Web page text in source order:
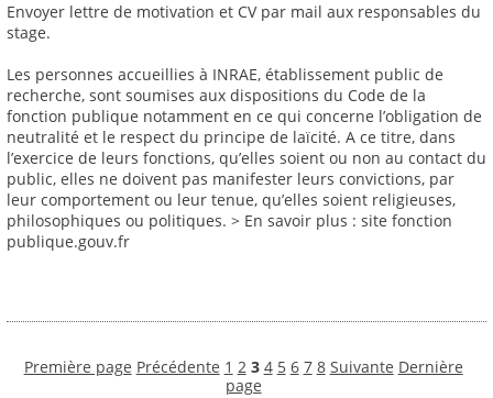
Envoyer lettre de motivation et CV par mail aux responsables du
stage.
Les personnes accueillies à INRAE, établissement public de
recherche, sont soumises aux dispositions du Code de la
fonction publique notamment en ce qui concerne l’obligation de
neutralité et le respect du principe de laïcité. A ce titre, dans
l’exercice de leurs fonctions, qu’elles soient ou non au contact du
public, elles ne doivent pas manifester leurs convictions, par
leur comportement ou leur tenue, qu’elles soient religieuses,
philosophiques ou politiques. > En savoir plus : site fonction
publique.gouv.fr
Première page Précédente 1 2 3 4 5 6 7 8 Suivante Dernière
page